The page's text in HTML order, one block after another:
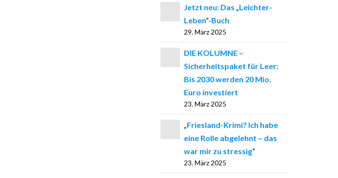
Jetzt neu: Das „Leichter-
Leben“-Buch
29. März 2025
DIE KOLUMNE –
Sicherheitspaket für Leer:
Bis 2030 werden 20 Mio.
Euro investiert
23. März 2025
„Friesland-Krimi? Ich habe
eine Rolle abgelehnt – das
war mir zu stressig“
23. März 2025